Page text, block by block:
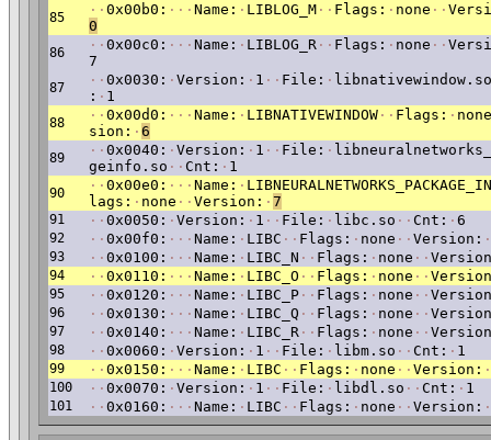
85 · · 0x00b0: · · · Name: · LIBLOG_M · · Flags: · none · ·
0
86 · · 0x00c0: · · · Name: · LIBLOG_R · · Flags: · none · ·
7
87 · · 0x0030: · Version: · 1 · · File: · libnativewindow.so
: · 1
88 · · 0x00d0: · · · Name: · LIBNATIVEWINDOW · · Flags: · none
sion: · 6
89 · · 0x0040: · Version: · 1 · · File: ·
geinfo.so · · Cnt: · 1
90 · · 0x00e0: · · · Name: ·
lags: · none · · Version: · 7
91 · · 0x0050: · Version: · 1 · · File: · libc.so · · Cnt: · 6
92 · · 0x00f0: · · · Name: · LIBC · · Flags: · none · · Version: ·
93 · · 0x0100: · · · Name: · LIBC_N · · Flags: · none · ·
94 · · 0x0110: · · · Name: · LIBC_O · · Flags: · none · ·
95 · · 0x0120: · · · Name: · LIBC_P · · Flags: · none · ·
96 · · 0x0130: · · · Name: · LIBC_Q · · Flags: · none · ·
97 · · 0x0140: · · · Name: · LIBC_R · · Flags: · none · ·
98 · · 0x0060: · Version: · 1 · · File: · libm.so · · Cnt: · 1
99 · · 0x0150: · · · Name: · LIBC · · Flags: · none · · Version: ·
100 · · 0x0070: · Version: · 1 · · File: · libdl.so · · Cnt: · 1
101 · · 0x0160: · · · Name: · LIBC · · Flags: · none · · Version: ·